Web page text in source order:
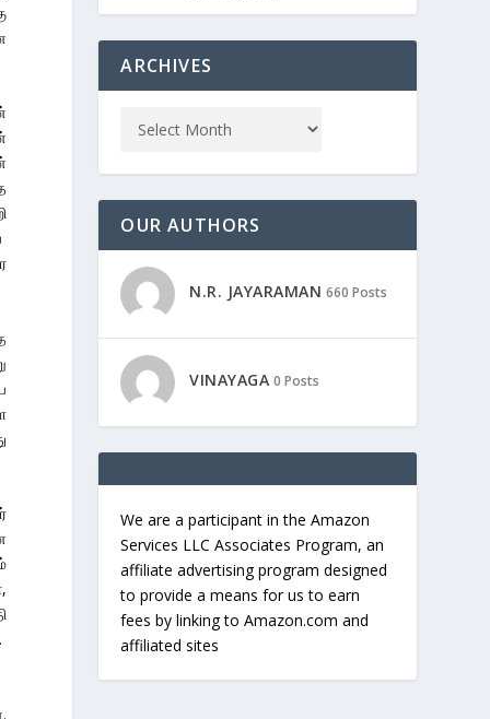
ARCHIVES
OUR AUTHORS
N.R. JAYARAMAN 660 Posts
VINAYAGA 0 Posts
We are a participant in the Amazon
Services LLC Associates Program, an
affiliate advertising program designed
to provide a means for us to earn
fees by linking to Amazon.com and
affiliated sites